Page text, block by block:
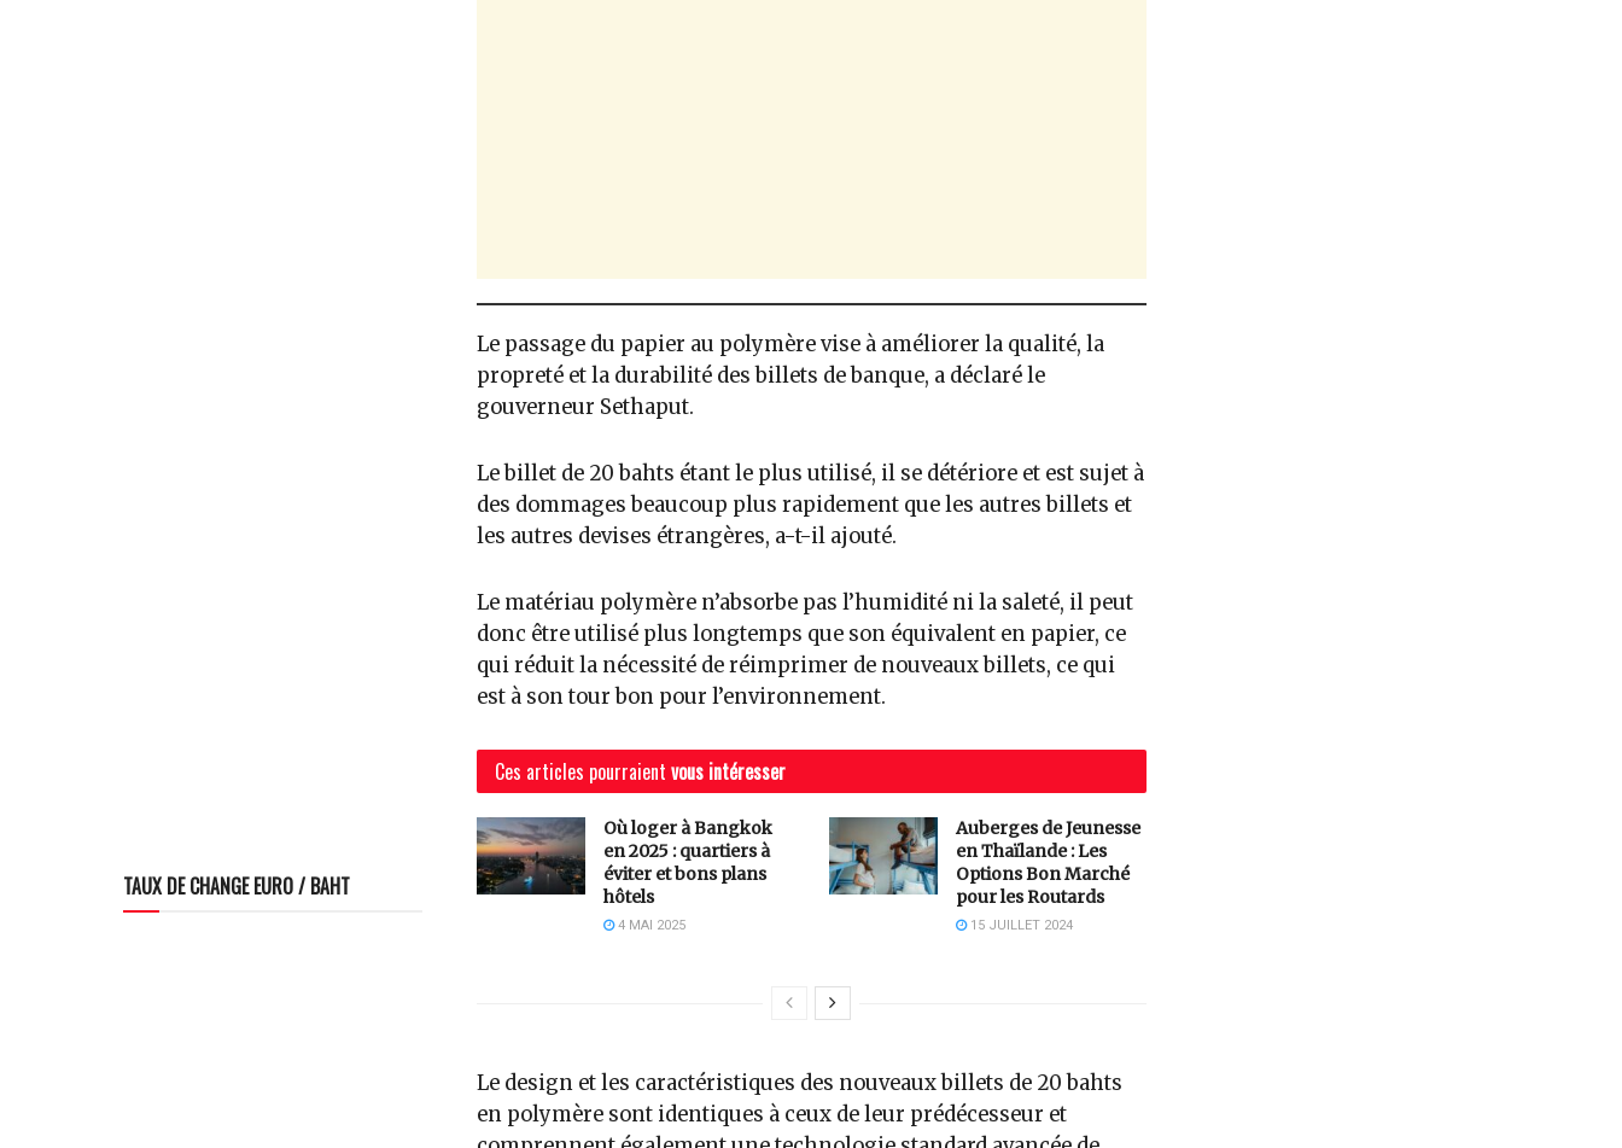
Le passage du papier au polymère vise à améliorer la qualité, la
propreté et la durabilité des billets de banque, a déclaré le
gouverneur Sethaput.
Le billet de 20 bahts étant le plus utilisé, il se détériore et est sujet à
des dommages beaucoup plus rapidement que les autres billets et
les autres devises étrangères, a-t-il ajouté.
Le matériau polymère n’absorbe pas l’humidité ni la saleté, il peut
donc être utilisé plus longtemps que son équivalent en papier, ce
qui réduit la nécessité de réimprimer de nouveaux billets, ce qui
est à son tour bon pour l’environnement.
Ces articles pourraient vous intéresser
Où loger à Bangkok
en 2025 : quartiers à
éviter et bons plans
hôtels
4 MAI 2025
Auberges de Jeunesse
en Thaïlande : Les
Options Bon Marché
pour les Routards
15 JUILLET 2024
Le design et les caractéristiques des nouveaux billets de 20 bahts
en polymère sont identiques à ceux de leur prédécesseur et
TAUX DE CHANGE EURO / BAHT